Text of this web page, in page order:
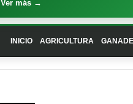
Ver más →
INICIO AGRICULTURA